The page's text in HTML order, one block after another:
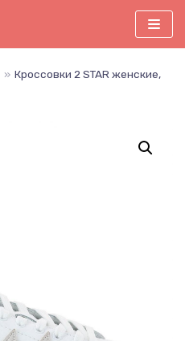
» Кроссовки 2 STAR женские,